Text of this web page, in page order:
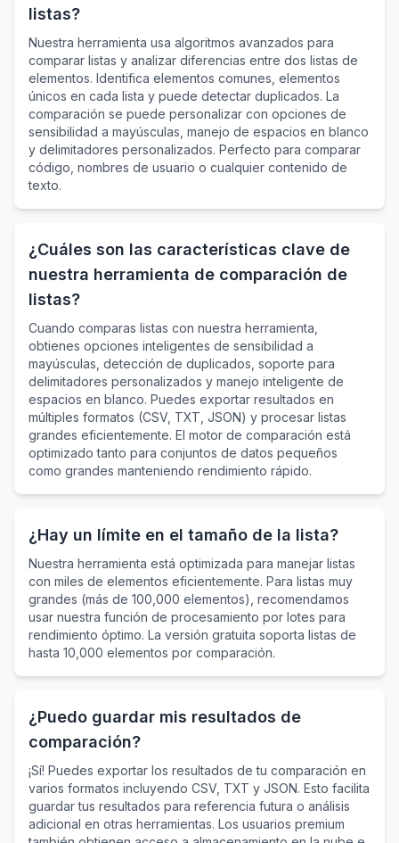
listas?
Nuestra herramienta usa algoritmos avanzados para
comparar listas y analizar diferencias entre dos listas de
elementos. Identifica elementos comunes, elementos
únicos en cada lista y puede detectar duplicados. La
comparación se puede personalizar con opciones de
sensibilidad a mayúsculas, manejo de espacios en blanco
y delimitadores personalizados. Perfecto para comparar
código, nombres de usuario o cualquier contenido de
texto.
¿Cuáles son las características clave de
nuestra herramienta de comparación de
listas?
Cuando comparas listas con nuestra herramienta,
obtienes opciones inteligentes de sensibilidad a
mayúsculas, detección de duplicados, soporte para
delimitadores personalizados y manejo inteligente de
espacios en blanco. Puedes exportar resultados en
múltiples formatos (CSV, TXT, JSON) y procesar listas
grandes eficientemente. El motor de comparación está
optimizado tanto para conjuntos de datos pequeños
como grandes manteniendo rendimiento rápido.
¿Hay un límite en el tamaño de la lista?
Nuestra herramienta está optimizada para manejar listas
con miles de elementos eficientemente. Para listas muy
grandes (más de 100,000 elementos), recomendamos
usar nuestra función de procesamiento por lotes para
rendimiento óptimo. La versión gratuita soporta listas de
hasta 10,000 elementos por comparación.
¿Puedo guardar mis resultados de
comparación?
¡Sí! Puedes exportar los resultados de tu comparación en
varios formatos incluyendo CSV, TXT y JSON. Esto facilita
guardar tus resultados para referencia futura o análisis
adicional en otras herramientas. Los usuarios premium